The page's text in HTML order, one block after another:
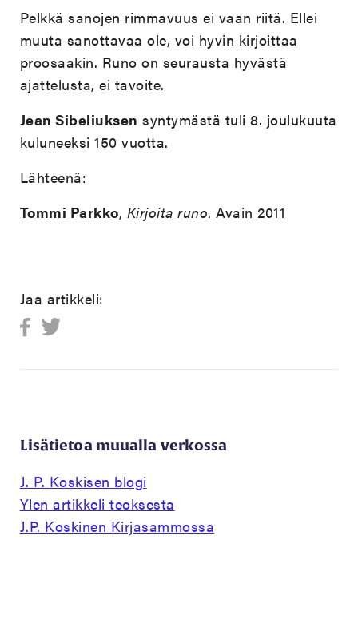
Pelkkä sanojen rimmavuus ei vaan riitä. Ellei
muuta sanottavaa ole, voi hyvin kirjoittaa
proosaakin. Runo on seurausta hyvästä
ajattelusta, ei tavoite.
Jean Sibeliuksen syntymästä tuli 8. joulukuuta
kuluneeksi 150 vuotta.
Lähteenä:
Tommi Parkko, Kirjoita runo. Avain 2011
Jaa artikkeli:
Lisätietoa muualla verkossa
J. P. Koskisen blogi
Ylen artikkeli teoksesta
J.P. Koskinen Kirjasammossa